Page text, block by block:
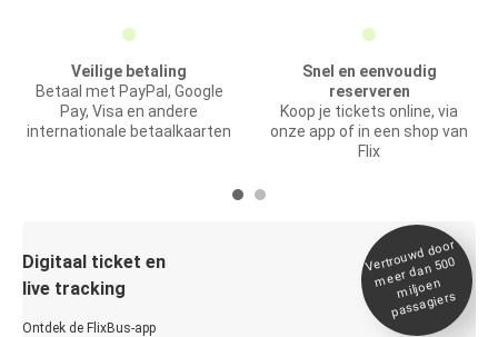
Veilige betaling
Betaal met PayPal, Google
Pay, Visa en andere
internationale betaalkaarten
Snel en eenvoudig
reserveren
Koop je tickets online, via
onze app of in een shop van
Flix
Digitaal ticket en
live tracking
Ontdek de FlixBus-app
Vertrou
wd door
meer dan 500
miljoen
passagiers